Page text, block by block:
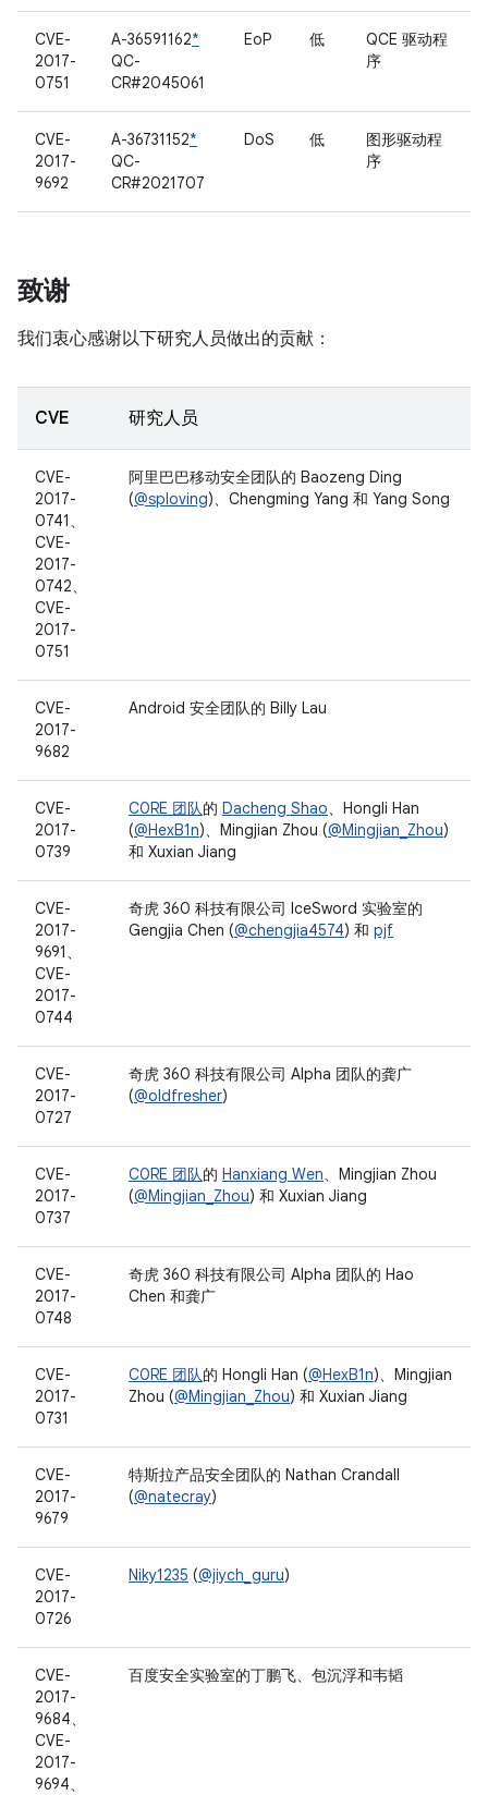
CVE-
2017-
0751
A-36591162*
QC-
CR#2045061
EoP 低
QCE 驱动程
序
CVE-
2017-
9692
A-36731152*
QC-
CR#2021707
DoS 低
图形驱动程
序
致谢
我们衷心感谢以下研究人员做出的贡献：
CVE 研究人员
CVE-
2017-
0741、
CVE-
2017-
0742、
CVE-
2017-
0751
阿里巴巴移动安全团队的 Baozeng Ding
(@sploving)、Chengming Yang 和 Yang Song
CVE-
2017-
9682
Android 安全团队的 Billy Lau
CVE-
2017-
0739
C0RE 团队的 Dacheng Shao、Hongli Han
(@HexB1n)、Mingjian Zhou (@Mingjian_Zhou)
和 Xuxian Jiang
CVE-
2017-
9691、
CVE-
2017-
0744
奇虎 360 科技有限公司 IceSword 实验室的
Gengjia Chen (@chengjia4574) 和 pjf
CVE-
2017-
0727
奇虎 360 科技有限公司 Alpha 团队的龚广
(@oldfresher)
CVE-
2017-
0737
C0RE 团队的 Hanxiang Wen、Mingjian Zhou
(@Mingjian_Zhou) 和 Xuxian Jiang
CVE-
2017-
0748
奇虎 360 科技有限公司 Alpha 团队的 Hao
Chen 和龚广
CVE-
2017-
0731
C0RE 团队的 Hongli Han (@HexB1n)、Mingjian
Zhou (@Mingjian_Zhou) 和 Xuxian Jiang
CVE-
2017-
9679
特斯拉产品安全团队的 Nathan Crandall
(@natecray)
CVE-
2017-
0726
Niky1235 (@jiych_guru)
CVE-
2017-
9684、
CVE-
2017-
9694、
百度安全实验室的丁鹏飞、包沉浮和韦韬